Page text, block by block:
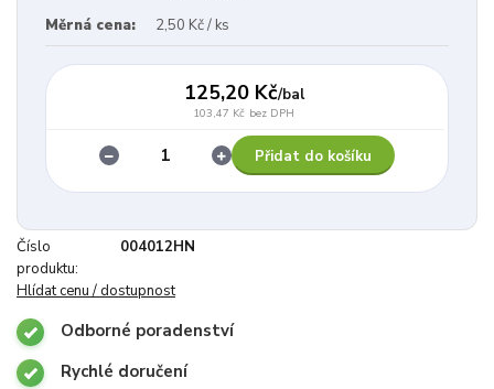
Měrná cena:
2,50 Kč / ks
125,20 Kč/bal
103,47 Kč bez DPH
Přidat do košíku
Číslo
produktu:
004012HN
Hlídat cenu / dostupnost
Odborné poradenství
Rychlé doručení